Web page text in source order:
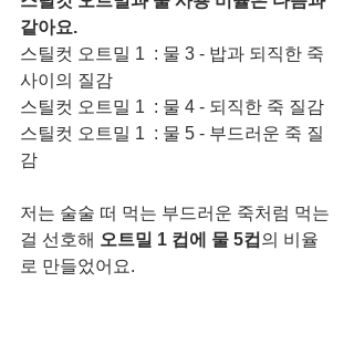
같아요.
스틸컷 오트밀 1  : 물 3 - 밥과 되직한 죽
사이의 질감
스틸컷 오트밀 1  : 물 4 - 되직한 죽 질감
스틸컷 오트밀 1  : 물 5 - 부드러운 죽 질
감
저는 술술 떠 먹는 부드러운 죽처럼 먹는
걸 선호해 오트밀 1 컵에 물 5컵 의 비율
로 만들었어요.